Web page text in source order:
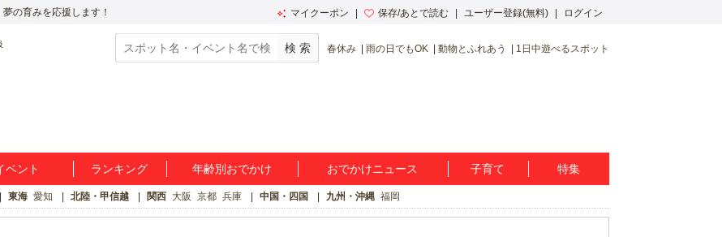
の育みを応援します！ マイクーポン 保存/あとで読む ユーザー登録(無料) ログイン
春休み 雨の日でもOK 動物とふれあう 1日中遊べるスポット
ベント ランキング 年齢別おでかけ おでかけニュース 子育て 特集
東海 愛知 北陸・甲信越 関西 大阪 京都 兵庫 中国・四国 九州・沖縄 福岡